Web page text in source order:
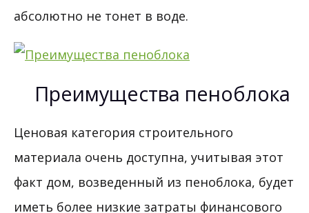
абсолютно не тонет в воде.
Преимущества пеноблока
Ценовая категория строительного
материала очень доступна, учитывая этот
факт дом, возведенный из пеноблока, будет
иметь более низкие затраты финансового